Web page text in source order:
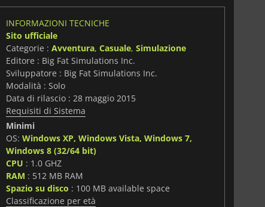
INFORMAZIONI TECNICHE
Sito ufficiale
Categorie : Avventura, Casuale, Simulazione
Editore : Big Fat Simulations Inc.
Sviluppatore : Big Fat Simulations Inc.
Modalità : Solo
Data di rilascio : 28 maggio 2015
Requisiti di Sistema
Minimi
OS: Windows XP, Windows Vista, Windows 7,
Windows 8 (32/64 bit)
CPU : 1.0 GHZ
RAM : 512 MB RAM
Spazio su disco : 100 MB available space
Classificazione per età